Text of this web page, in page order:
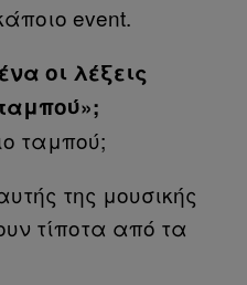
event.
οι λέξεις
ταμπού;
της μουσικής
τίποτα από τα